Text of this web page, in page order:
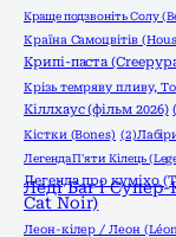
Краще подзвоніть Солу
Країна Самоцвітів
Крипі-паста
Крізь темряву пливу,
Кіллхаус (фільм 2026)
Кістки (Bones) (2)
Легенда П'яти Кілець
Легенда про куміхо
Леді Баг і
Cat Noir)
Леон-кілер / Леон